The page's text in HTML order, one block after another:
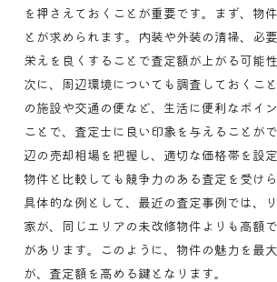
を押さえておくことが重要です。まず、物
とが求められます。内装や外装の清掃、必
栄えを良くすることで査定額が上がる可能性
次に、周辺環境についても調査しておくこ
の施設や交通の便など、生活に便利なポイ
ことで、査定士に良い印象を与えることが
辺の売却相場を把握し、適切な価格帯を設
物件と比較しても競争力のある査定を受けら
具体的な例として、最近の査定事例では、
家が、同じエリアの未改修物件よりも高額
があります。このように、物件の魅力を最
が、査定額を高める鍵となります。